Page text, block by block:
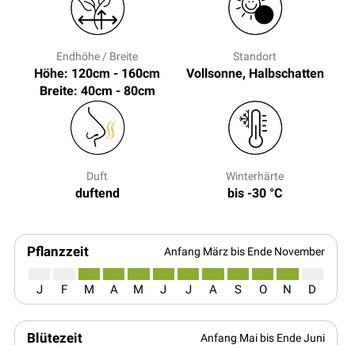
Endhöhe / Breite
Höhe: 120cm - 160cm
Breite: 40cm - 80cm
Standort
Vollsonne, Halbschatten
Duft
duftend
Winterhärte
bis -30 °C
Pflanzzeit Anfang März bis Ende November
J F M A M J J A S O N D
Blütezeit Anfang Mai bis Ende Juni